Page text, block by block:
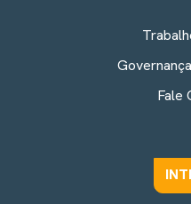
Fale